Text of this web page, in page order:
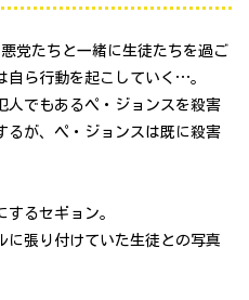
党たちと一緒に生徒たちを過ご
自ら行動を起こしていく…。
人でもあるペ・ジョンスを殺害
るが、ペ・ジョンスは既に殺害
るセギョン。
に張り付けていた生徒との写真